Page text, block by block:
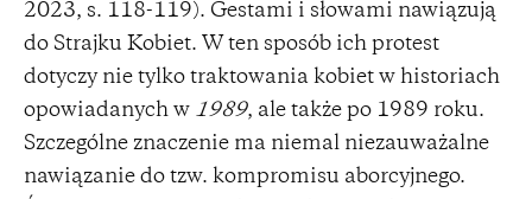
2023, s. 118-119). Gestami i słowami nawiązują
do Strajku Kobiet. W ten sposób ich protest
dotyczy nie tylko traktowania kobiet w historiach
opowiadanych w 1989, ale także po 1989 roku.
Szczególne znaczenie ma niemal niezauważalne
nawiązanie do tzw. kompromisu aborcyjnego.